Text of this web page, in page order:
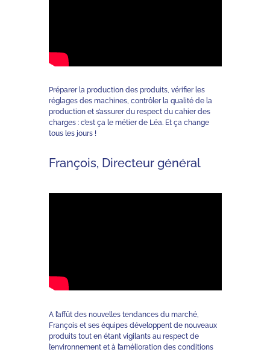
Préparer la production des produits, vérifier les
réglages des machines, contrôler la qualité de la
production et s’assurer du respect du cahier des
charges : c’est ça le métier de Léa. Et ça change
tous les jours !
François, Directeur général
A l’affût des nouvelles tendances du marché,
François et ses équipes développent de nouveaux
produits tout en étant vigilants au respect de
l’environnement et à l’amélioration des conditions